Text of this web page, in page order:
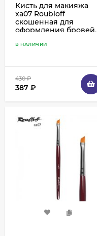
Кисть для макияжа
xa07 Roubloff
скошенная для
оформления бровей,
В НАЛИЧИИ
430₽
387 ₽